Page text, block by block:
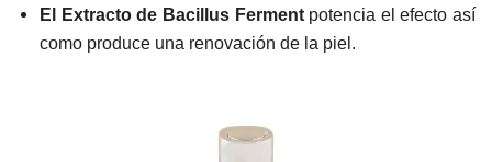
El Extracto de Bacillus Fermentpotencia el efecto así
como produce una renovación de la piel.